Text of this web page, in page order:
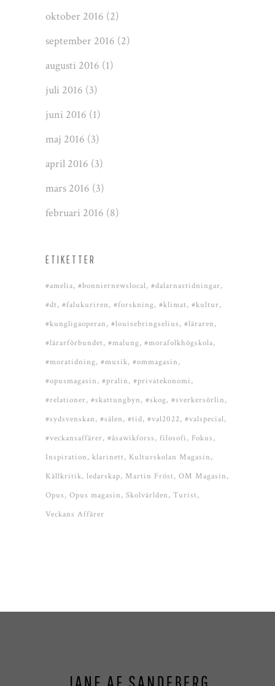
oktober 2016 (2)
september 2016 (2)
augusti 2016 (1)
juli 2016 (3)
juni 2016 (1)
maj 2016 (3)
april 2016 (3)
mars 2016 (3)
februari 2016 (8)
ETIKETTER
#amelia #bonniernewslocal #dalarnastidningar
#dt #falukuriren #forskning #klimat #kultur
#kungligaoperan #louisebringselius #läraren
#lärarförbundet #malung #morafolkhögskola
#moratidning #musik #ommagasin
#opusmagasin #pralin #privatekonomi
#relationer #skattungbyn #skog #sverkersörlin
#sydsvenskan #sälen #tid #val2022 #valspecial
#veckansaffärer #åsawikforss filosofi
Fokus
Inspiration klarinett Kulturskolan Magasin
Källkritik ledarskap Martin Fröst OM Magasin
Opus Opus magasin Skolvärlden Turist
Veckans Affärer